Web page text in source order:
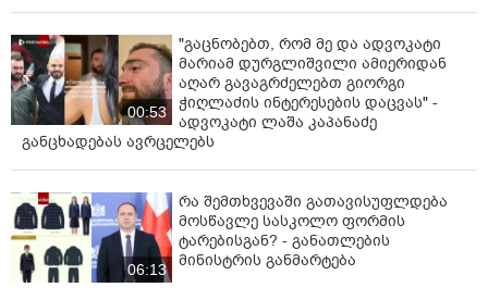
00:53
"გაცნობებთ, რომ მე და ადვოკატი
მარიამ დურგლიშვილი ამიერიდან
აღარ გავაგრძელებთ გიორგი
ჭიღლაძის ინტერესების დაცვას" -
ადვოკატი ლაშა კაპანაძე
განცხადებას ავრცელებს
06:13
რა შემთხვევაში გათავისუფლდება
მოსწავლე სასკოლო ფორმის
ტარებისგან? - განათლების
მინისტრის განმარტება